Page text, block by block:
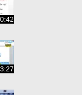
10:42
13:27